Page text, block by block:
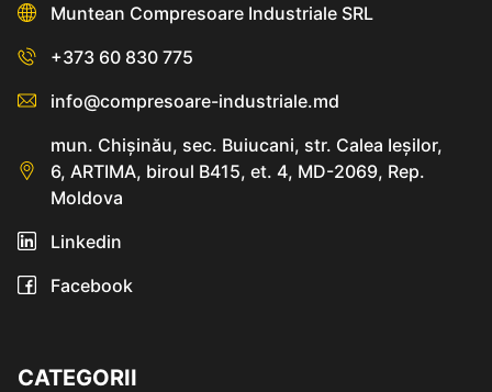
Muntean Compresoare Industriale SRL
+373 60 830 775
info@compresoare-industriale.md
mun. Chişinău, sec. Buiucani, str. Calea Ieşilor,
6, ARTIMA, biroul B415, et. 4, MD-2069, Rep.
Moldova
Linkedin
Facebook
CATEGORII